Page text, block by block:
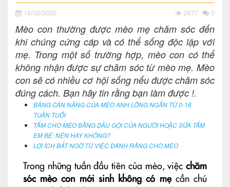
16/02/2020 2677 0
Mèo con thường được mèo mẹ chăm sóc đến
khi chúng cứng cáp và có thể sống độc lập với
mẹ. Trong một số trường hợp, mèo con có thể
không nhận được sự chăm sóc từ mèo mẹ. Mèo
con sẽ có nhiều cơ hội sống nếu được chăm sóc
đúng cách. Bạn hãy tin rằng bạn làm được !.
BẢNG CÂN NẶNG CỦA MÈO ANH LÔNG NGẮN TỪ 0-16
TUẦN TUỔI
TẮM CHO MÈO BẰNG DẦU GỘI CỦA NGƯỜI HOẶC SỮA TẮM
EM BÉ: NÊN HAY KHÔNG?
LỢI ÍCH BẤT NGỜ TỪ VIỆC ĐÁNH RĂNG CHO MÈO
Trong những tuần đầu tiên của mèo, việc chăm
sóc mèo con mới sinh không có mẹcần chú